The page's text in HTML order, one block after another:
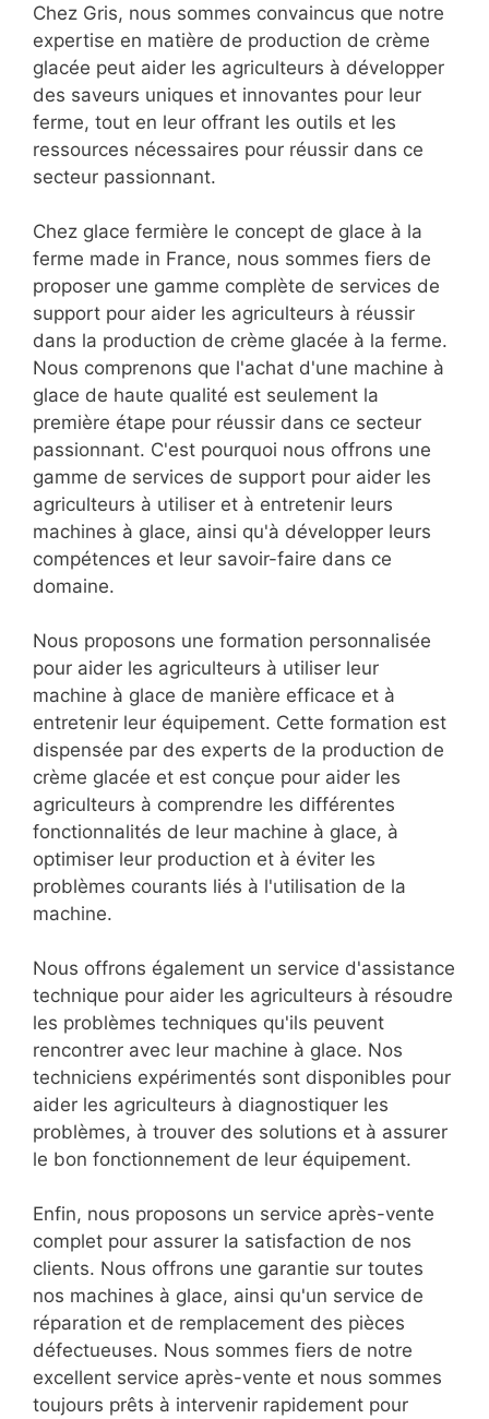
Chez Gris, nous sommes convaincus que notre
expertise en matière de production de crème
glacée peut aider les agriculteurs à développer
des saveurs uniques et innovantes pour leur
ferme, tout en leur offrant les outils et les
ressources nécessaires pour réussir dans ce
secteur passionnant.
Chez glace fermière le concept de glace à la
ferme made in France, nous sommes fiers de
proposer une gamme complète de services de
support pour aider les agriculteurs à réussir
dans la production de crème glacée à la ferme.
Nous comprenons que l'achat d'une machine à
glace de haute qualité est seulement la
première étape pour réussir dans ce secteur
passionnant. C'est pourquoi nous offrons une
gamme de services de support pour aider les
agriculteurs à utiliser et à entretenir leurs
machines à glace, ainsi qu'à développer leurs
compétences et leur savoir-faire dans ce
domaine.
Nous proposons une formation personnalisée
pour aider les agriculteurs à utiliser leur
machine à glace de manière efficace et à
entretenir leur équipement. Cette formation est
dispensée par des experts de la production de
crème glacée et est conçue pour aider les
agriculteurs à comprendre les différentes
fonctionnalités de leur machine à glace, à
optimiser leur production et à éviter les
problèmes courants liés à l'utilisation de la
machine.
Nous offrons également un service d'assistance
technique pour aider les agriculteurs à résoudre
les problèmes techniques qu'ils peuvent
rencontrer avec leur machine à glace. Nos
techniciens expérimentés sont disponibles pour
aider les agriculteurs à diagnostiquer les
problèmes, à trouver des solutions et à assurer
le bon fonctionnement de leur équipement.
Enfin, nous proposons un service après-vente
complet pour assurer la satisfaction de nos
clients. Nous offrons une garantie sur toutes
nos machines à glace, ainsi qu'un service de
réparation et de remplacement des pièces
défectueuses. Nous sommes fiers de notre
excellent service après-vente et nous sommes
toujours prêts à intervenir rapidement pour